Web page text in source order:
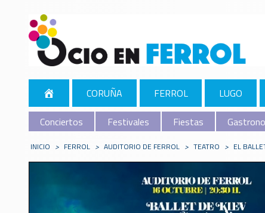
CORUÑA FERROL LUGO
Conciertos
Festivales Fiestas
INICIO > FERROL > AUDITORIO DE FERROL > TEATRO > EL